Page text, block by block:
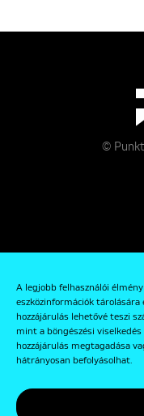
A legjobb felhasználói
eszközinformációk tárolására
hozzájárulás lehetővé teszi
mint a böngészési viselkedés
hozzájárulás megtagadása
hátrányosan befolyásolhat.
© Punkt